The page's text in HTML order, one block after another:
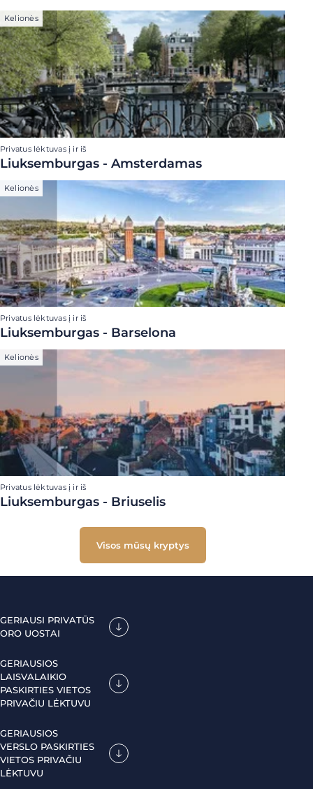
Kelionės
Privatus lėktuvas į ir iš
Liuksemburgas - Amsterdamas
Kelionės
Privatus lėktuvas į ir iš
Liuksemburgas - Barselona
Kelionės
Privatus lėktuvas į ir iš
Liuksemburgas - Briuselis
Visos mūsų kryptys
GERIAUSI PRIVATŪS
ORO UOSTAI
GERIAUSIOS
LAISVALAIKIO
PASKIRTIES VIETOS
PRIVAČIU LĖKTUVU
GERIAUSIOS
VERSLO PASKIRTIES
VIETOS PRIVAČIU
LĖKTUVU